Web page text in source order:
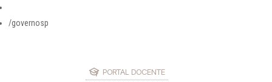
/governosp
PORTAL DOCENTE